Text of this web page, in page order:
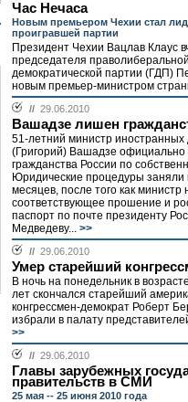
Час Нечаса
Новым премьером Чехии стал
проигравшей партии
Президент Чехии Вацлав Клаус
председателя
демократической партии (ГДП)
новым премьер-министром
// 29.06.2010
Вашадзе лишен
51-летний министр иностранных
(Григорий) Вашадзе
гражданства России по
Юридические процедуры заняли
месяцев, после того как министр
соответствующее прошение и
паспорт по почте президенту
Медведеву... >>
// 29.06.2010
Умер старейший
В ночь на понедельник в
лет скончался старейший
конгрессмен-демократ Роберт
избрали в палату
>>
// 29.06.2010
Главы зарубежных
правительств в СМИ
25 мая -- 25 июня 2010 года